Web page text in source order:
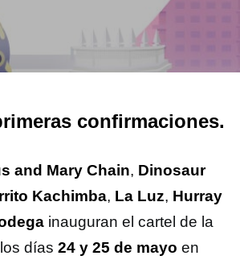
confirmaciones.
and Mary Chain, Dinosaur
Kachimba, La Luz, Hurray
inauguran el cartel de la
días 24 y 25 de mayo en